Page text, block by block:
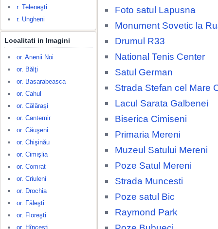
r. Teleneşti
r. Ungheni
Localitati in Imagini
or. Anenii Noi
or. Bălţi
or. Basarabeasca
or. Cahul
or. Călăraşi
or. Cantemir
or. Căuşeni
or. Chişinău
or. Cimişlia
or. Comrat
or. Criuleni
or. Drochia
or. Făleşti
or. Floreşti
or. Hînceşti
Foto satul Lapusna
Monument Sovetic la
Drumul R33
National Tenis Center
Satul German
Strada Stefan cel Mare
Lacul Sarata Galbenei
Biserica Cimiseni
Primaria Mereni
Muzeul Satului Mereni
Poze Satul Mereni
Strada Muncesti
Poze satul Bic
Raymond Park